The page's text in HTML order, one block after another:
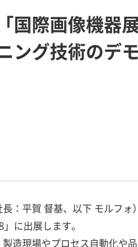
国際画像機器
ング技術のデ
：平賀 督基、以下 モルフ
に出展します。
造現場やプロセス自動化や